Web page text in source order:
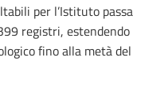
per l’Istituto passa
registri, estendendo
fino alla metà del